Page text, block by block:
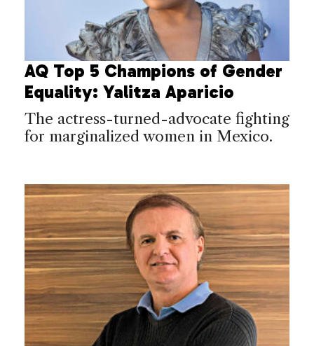
AQ Top 5 Champions of Gender
Equality: Yalitza Aparicio
The actress-turned-advocate fighting
for marginalized women in Mexico.